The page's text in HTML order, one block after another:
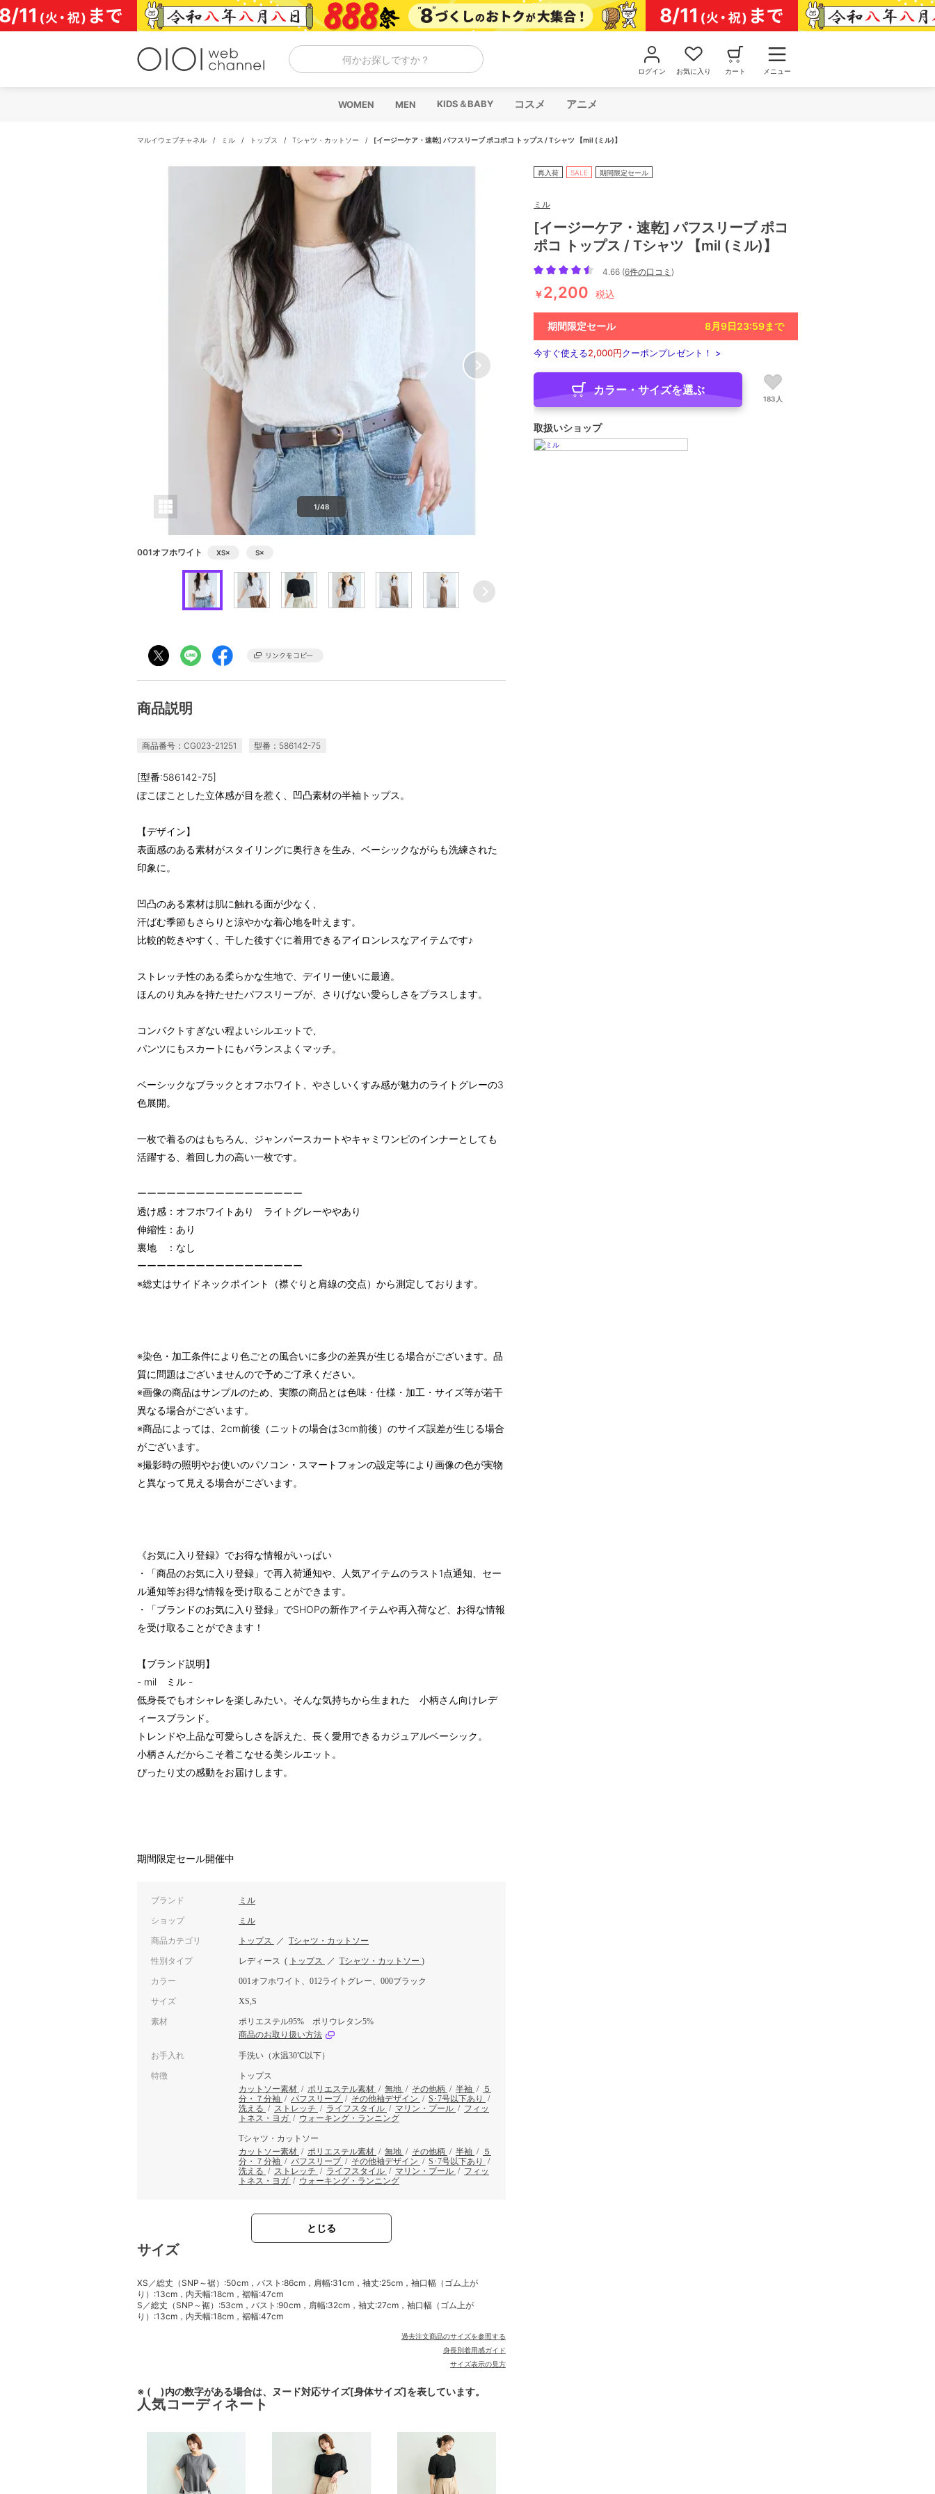
コ
ン
テ
何かお探しですか？
ログイン お気に入り カート メニュー
WOMEN MEN KIDS＆BABY コスメ アニメ
マルイウェブチャネル / ミル / トップス / Tシャツ・カットソー / [イージーケア・速乾] パフスリーブ ポコポコ トップス / Tシャツ 【mil (ミル)】
1/48
001オフホワイト XS× S×
商品説明
商品番号：CG023-21251 型番：586142-75
[型番:586142-75]
ぽこぽことした立体感が目を惹く、凹凸素材の半袖トップス。
【デザイン】
表面感のある素材がスタイリングに奥行きを生み、ベーシックながらも洗練された
印象に。
凹凸のある素材は肌に触れる面が少なく、
汗ばむ季節もさらりと涼やかな着心地を叶えます。
比較的乾きやすく、干した後すぐに着用できるアイロンレスなアイテムです♪
ストレッチ性のある柔らかな生地で、デイリー使いに最適。
ほんのり丸みを持たせたパフスリーブが、さりげない愛らしさをプラスします。
コンパクトすぎない程よいシルエットで、
パンツにもスカートにもバランスよくマッチ。
ベーシックなブラックとオフホワイト、やさしいくすみ感が魅力のライトグレーの3
色展開。
一枚で着るのはもちろん、ジャンパースカートやキャミワンピのインナーとしても
活躍する、着回し力の高い一枚です。
ーーーーーーーーーーーーーーーーー
透け感：オフホワイトあり ライトグレーややあり
伸縮性：あり
裏地 ：なし
ーーーーーーーーーーーーーーーーー
※総丈はサイドネックポイント（襟ぐりと肩線の交点）から測定しております。
※染色・加工条件により色ごとの風合いに多少の差異が生じる場合がございます。品
質に問題はございませんので予めご了承ください。
※画像の商品はサンプルのため、実際の商品とは色味・仕様・加工・サイズ等が若干
異なる場合がございます。
※商品によっては、2cm前後（ニットの場合は3cm前後）のサイズ誤差が生じる場合
がございます。
※撮影時の照明やお使いのパソコン・スマートフォンの設定等により画像の色が実物
と異なって見える場合がございます。
《お気に入り登録》でお得な情報がいっぱい
・「商品のお気に入り登録」で再入荷通知や、人気アイテムのラスト1点通知、セー
ル通知等お得な情報を受け取ることができます。
・「ブランドのお気に入り登録」でSHOPの新作アイテムや再入荷など、お得な情報
を受け取ることができます！
【ブランド説明】
- mil ミル -
低身長でもオシャレを楽しみたい。そんな気持ちから生まれた 小柄さん向けレデ
ィースブランド。
トレンドや上品な可愛らしさを訴えた、長く愛用できるカジュアルベーシック。
小柄さんだからこそ着こなせる美シルエット。
ぴったり丈の感動をお届けします。
期間限定セール開催中
ブランド ミル
ショップ ミル
商品カテゴリ トップス ／ Tシャツ・カットソー
性別タイプ レディース ( トップス ／ Tシャツ・カットソー )
カラー 001オフホワイト、012ライトグレー、000ブラック
サイズ XS,S
素材
ポリエステル95% ポリウレタン5%
商品のお取り扱い方法
お手入れ 手洗い（水温30℃以下）
特徴
トップス
カットソー素材 / ポリエステル素材 / 無地 / その他柄 / 半袖 / ５
分・７分袖 / パフスリーブ / その他袖デザイン / S･7号以下あり
/
洗える / ストレッチ / ライフスタイル / マリン・プール / フィッ
トネス・ヨガ / ウォーキング・ランニング
Tシャツ・カットソー
カットソー素材 / ポリエステル素材 / 無地 / その他柄 / 半袖 / ５
分・７分袖 / パフスリーブ / その他袖デザイン / S･7号以下あり
/
洗える / ストレッチ / ライフスタイル / マリン・プール / フィッ
トネス・ヨガ / ウォーキング・ランニング
とじる
サイズ
XS／総丈（SNP～裾）:50cm，バスト:86cm，肩幅:31cm，袖丈:25cm，袖口幅（ゴム上が
り）:13cm，内天幅:18cm，裾幅:47cm
S／総丈（SNP～裾）:53cm，バスト:90cm，肩幅:32cm，袖丈:27cm，袖口幅（ゴム上が
り）:13cm，内天幅:18cm，裾幅:47cm
過去注文商品のサイズを参照する
身長別着用感ガイド
サイズ表示の見方
※ ( )内の数字がある場合は、ヌード対応サイズ[身体サイズ]を表しています。
人気コーディネート
再入荷 SALE 期間限定セール
ミル
[イージーケア・速乾] パフスリーブ ポコ
ポコ トップス / Tシャツ 【mil (ミル)】
4.66 (6件の口コミ )
￥2,200 税込
期間限定セール 8月9日23:59まで
今すぐ使える2,000円クーポンプレゼント！ >
カラー・サイズを選ぶ
183人
取扱いショップ